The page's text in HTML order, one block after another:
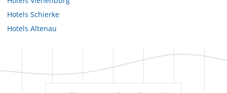
Hotels Schierke
Hotels Altenau